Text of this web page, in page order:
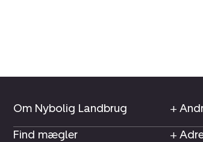
Om Nybolig Landbrug
Find mægler